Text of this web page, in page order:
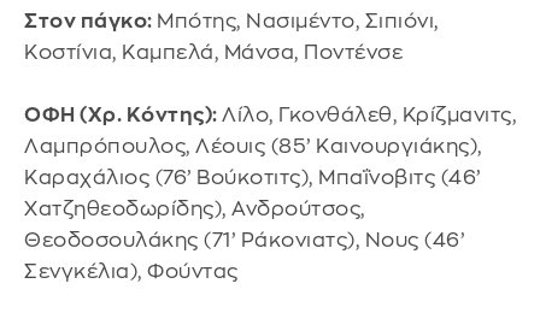
Στον πάγκο: Μπότης, Νασιμέντο, Σιπιόνι,
Κοστίνια, Καμπελά, Μάνσα, Ποντένσε
ΟΦΗ (Χρ. Κόντης): Λίλο, Γκονθάλεθ, Κρίζμανιτς,
Λαμπρόπουλος, Λέουις (85’ Καινουργιάκης),
Καραχάλιος (76’ Βούκοτιτς), Μπαΐνοβιτς (46’
Χατζηθεοδωρίδης), Ανδρούτσος,
Θεοδοσουλάκης (71’ Ράκονιατς), Νους (46’
Σενγκέλια), Φούντας